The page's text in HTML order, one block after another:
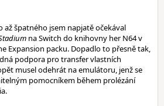
až špatného jsem napjatě očekával
na Switch do knihovny her N64 v
Expansion packu. Dopadlo to přesně tak,
podpora pro transfer vlastních
musel odehrát na emulátoru, jenž se
pomocníkem během prolézání